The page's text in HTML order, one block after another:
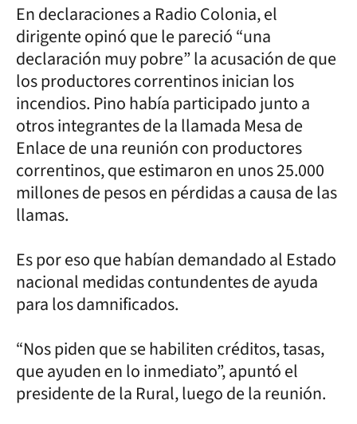
En declaraciones a Radio Colonia, el
dirigente opinó que le pareció “una
declaración muy pobre” la acusación de que
los productores correntinos inician los
incendios. Pino había participado junto a
otros integrantes de la llamada Mesa de
Enlace de una reunión con productores
correntinos, que estimaron en unos 25.000
millones de pesos en pérdidas a causa de las
llamas.
Es por eso que habían demandado al Estado
nacional medidas contundentes de ayuda
para los damnificados.
“Nos piden que se habiliten créditos, tasas,
que ayuden en lo inmediato”, apuntó el
presidente de la Rural, luego de la reunión.